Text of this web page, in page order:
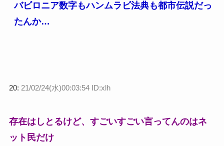
バビロニア数字もハンムラビ法典も都市伝説だっ
たんか…
20: 21/02/24(水)00:03:54 ID:xlh
存在はしとるけど、すごいすごい言ってんのはネ
ット民だけ